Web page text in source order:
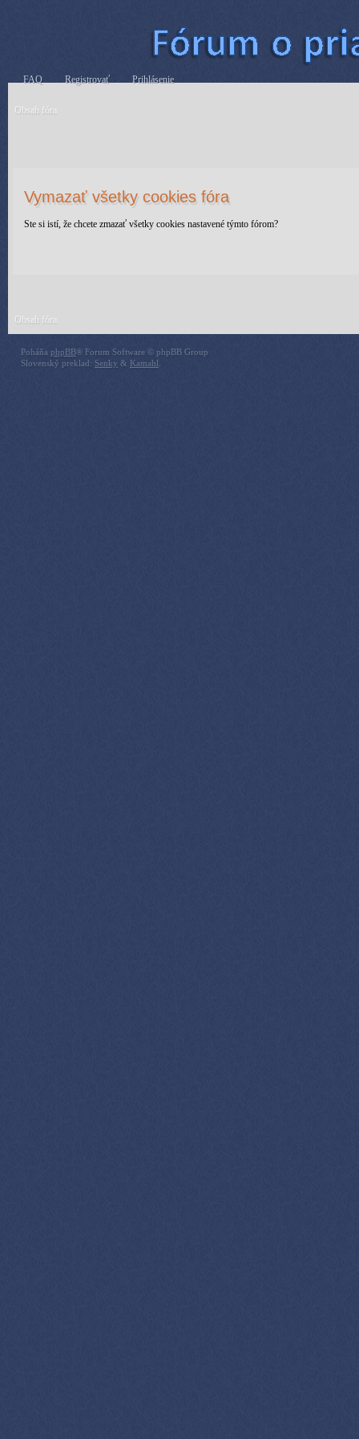
FAQ Registrovať Prihlásenie
Obsah fóra
Vymazať všetky cookies fóra
Ste si istí, že chcete zmazať všetky cookies nastavené týmto fórom?
Obsah fóra
Poháňa phpBB® Forum Software © phpBB Group
Slovenský preklad: Senky & Kamahl